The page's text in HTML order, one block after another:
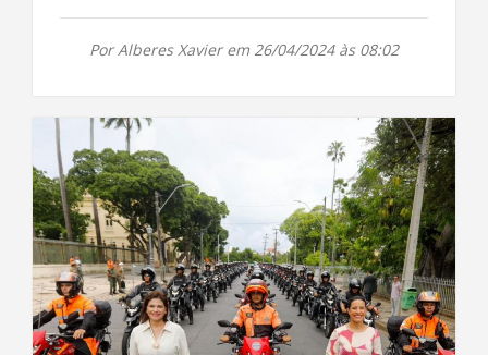
Por Alberes Xavier em 26/04/2024 às 08:02